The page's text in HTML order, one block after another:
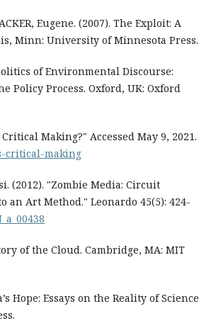
Eugene. (2007). The Exploit: A
Minn: University of Minnesota Press.
of Environmental Discourse:
Policy Process. Oxford, UK: Oxford
Making?" Accessed May 9, 2021.
critical-making
(2012). "Zombie Media: Circuit
an Art Method." Leonardo 45(5): 424-
of the Cloud. Cambridge, MA: MIT
Hope: Essays on the Reality of Science